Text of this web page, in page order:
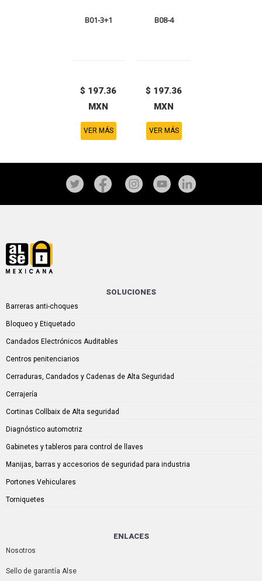
B01-3+1
$ 197.36
MXN
VER MÁS
B08-4
$ 197.36
MXN
VER MÁS
SOLUCIONES
Barreras anti-choques
Bloqueo y Etiquetado
Candados Electrónicos Auditables
Centros penitenciarios
Cerraduras, Candados y Cadenas de Alta Seguridad
Cerrajería
Cortinas Collbaix de Alta seguridad
Diagnóstico automotriz
Gabinetes y tableros para control de llaves
Manijas, barras y accesorios de seguridad para industria
Portones Vehiculares
Torniquetes
ENLACES
Nosotros
Sello de garantía Alse